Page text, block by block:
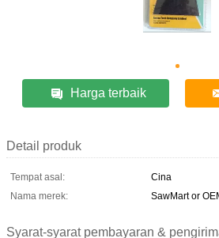
Harga terbaik
Detail produk
Tempat asal:
Cina
Nama merek:
SawMart or
Syarat-syarat pembayaran &